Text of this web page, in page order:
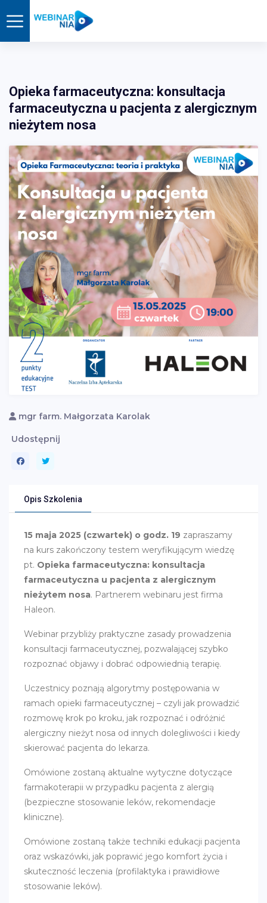
Opieka farmaceutyczna: konsultacja
farmaceutyczna u pacjenta z alergicznym
nieżytem nosa
mgr farm. Małgorzata Karolak
Udostępnij
Opis Szkolenia
15 maja 2025 (czwartek) o godz. 19 zapraszamy
na kurs zakończony testem weryfikującym wiedzę
pt. Opieka farmaceutyczna: konsultacja
farmaceutyczna u pacjenta z alergicznym
nieżytem nosa. Partnerem webinaru jest firma
Haleon.
Webinar przybliży praktyczne zasady prowadzenia
konsultacji farmaceutycznej, pozwalającej szybko
rozpoznać objawy i dobrać odpowiednią terapię.
Uczestnicy poznają algorytmy postępowania w
ramach opieki farmaceutycznej – czyli jak prowadzić
rozmowę krok po kroku, jak rozpoznać i odróżnić
alergiczny nieżyt nosa od innych dolegliwości i kiedy
skierować pacjenta do lekarza.
Omówione zostaną aktualne wytyczne dotyczące
farmakoterapii w przypadku pacjenta z alergią
(bezpieczne stosowanie leków, rekomendacje
kliniczne).
Omówione zostaną także techniki edukacji pacjenta
oraz wskazówki, jak poprawić jego komfort życia i
skuteczność leczenia (profilaktyka i prawidłowe
stosowanie leków).